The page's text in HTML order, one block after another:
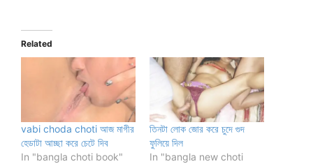
Related
vabi choda choti আজ মাগীর
হেডাটা আচ্ছা করে চেটে দিব
In "bangla choti book"
তিনটা লোক জোর করে চুদে গুদ
ফুলিয়ে দিল
In "bangla new choti